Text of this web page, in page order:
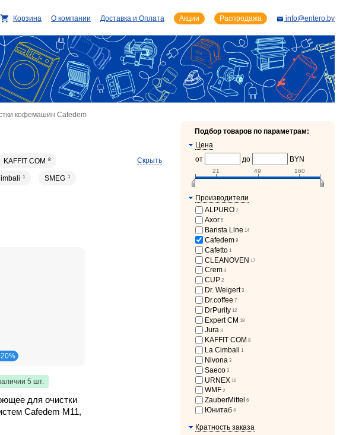
кофемашин Cafedem
Скрыть
KAFFIT COM 8
1 SMEG 1
5 шт.
для очистки
Cafedem M11,
Подбор товаров по параметрам:
Цена
от
до BYN
21 49 160
Производители
ALPURO 7
Axor 5
Barista Line 14
Cafedem 9
Cafetto 1
CLEANOVEN 17
Crem 3
CUP 2
Dr. Weigert 3
Dr.coffee 7
DrPurity 12
Expert CM 18
Jura 3
KAFFIT COM 8
La Cimbali 1
Nivona 3
Saeco 3
URNEX 16
WMF 2
ZauberMittel 6
Юнитаб 4
Кратность заказа
Корзина О компании Доставка и Оплата Акции Распродажа info@entero.by